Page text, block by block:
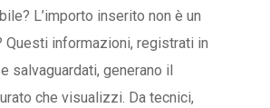
L’importo inserito non è un
Questi informazioni, registrati in
salvaguardati, generano il
che visualizzi. Da tecnici,